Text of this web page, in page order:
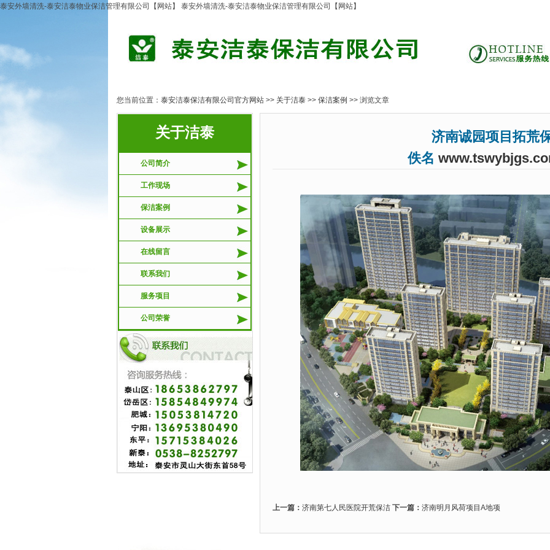
泰安外墙清洗-泰安洁泰物业保洁管理有限公司【网站】 泰安外墙清洗-泰安洁泰物业保洁管理有限公司【网站】
您当前位置： 泰安洁泰保洁有限公司官方网站>> 关于洁泰>> 保洁案例 >> 浏览文章
关于洁泰
公司简介
工作现场
保洁案例
设备展示
在线留言
联系我们
服务项目
公司荣誉
济南诚园项目拓荒
佚名
上一篇： 济南第七人民医院开荒保洁 下一篇： 济南明月风荷项目A地项